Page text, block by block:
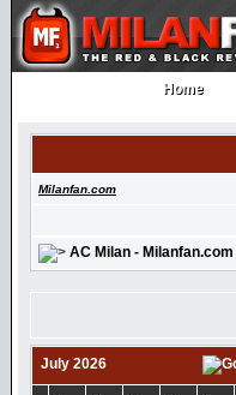
Home
Home
Milanfan.com
AC Milan - Milanfan.com
July 2026